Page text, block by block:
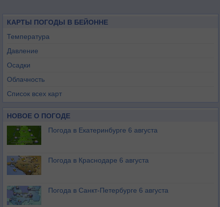
КАРТЫ ПОГОДЫ В БЕЙОННЕ
Температура
Давление
Осадки
Облачность
Список всех карт
НОВОЕ О ПОГОДЕ
Погода в Екатеринбурге 6 августа
Погода в Краснодаре 6 августа
Погода в Санкт-Петербурге 6 августа